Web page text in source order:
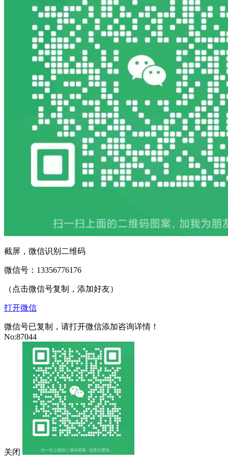
截屏，微信识别二维码
微信号： 13356776176
（点击微信号复制，添加好友）
打开微信
微信号已复制，请打开微信添加咨询详情！
No:87044
关闭